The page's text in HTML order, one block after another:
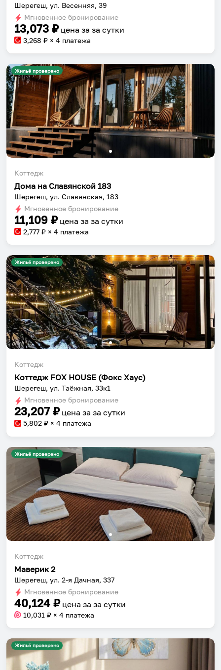
Шерегеш, ул. Весенняя, 39
Мгновенное бронирование
13,073 ₽ цена за за сутки
3,268 ₽ × 4 платежа
Жильё проверено
Коттедж
Дома на Славянской 183
Шерегеш, ул. Славянская, 183
Мгновенное бронирование
11,109 ₽ цена за за сутки
2,777 ₽ × 4 платежа
Жильё проверено
Коттедж
Коттедж FOX HOUSE (Фокс Хаус)
Шерегеш, ул. Таёжная, 33к1
Мгновенное бронирование
23,207 ₽ цена за за сутки
5,802 ₽ × 4 платежа
Жильё проверено
Коттедж
Маверик 2
Шерегеш, ул. 2-я Дачная, 337
Мгновенное бронирование
40,124 ₽ цена за за сутки
10,031 ₽ × 4 платежа
Жильё проверено